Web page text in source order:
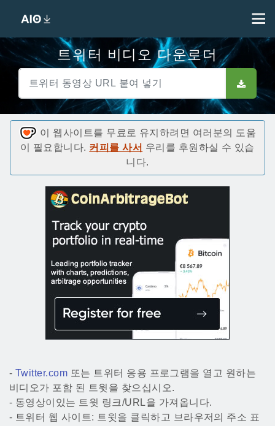
트위터 비디오 다운로더
이 웹사이트를 무료로 유지하려면 여러분의 도움
이 필요합니다. 커피를 사서 우리를 후원하실 수 있습
니다.
- Twitter.com 또는 트위터 응용 프로그램을 열고 원하는
비디오가 포함 된 트윗을 찾으십시오.
- 동영상이있는 트윗 링크/URL을 가져옵니다.
- 트위터 웹 사이트: 트윗을 클릭하고 브라우저의 주소 표